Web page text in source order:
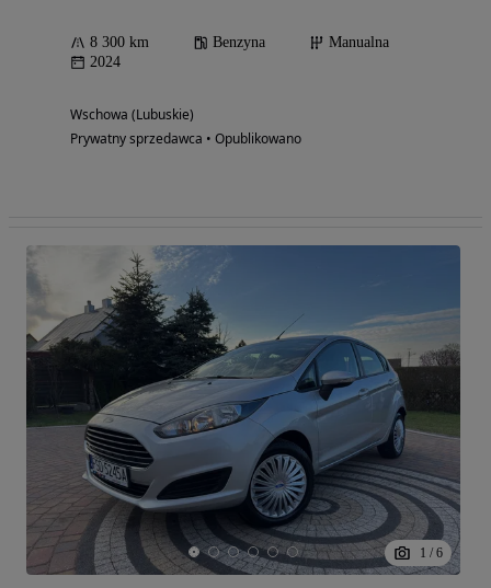
8 300 km Benzyna
Manualna
2024
Wschowa (Lubuskie)
Prywatny sprzedawca • Opublikowano
1 / 6